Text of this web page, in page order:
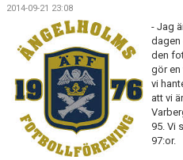
FYS
TEORI
2014-09-21 23:08
- Jag
dagen
den
gör
vi
att vi
95. Vi
97:or.